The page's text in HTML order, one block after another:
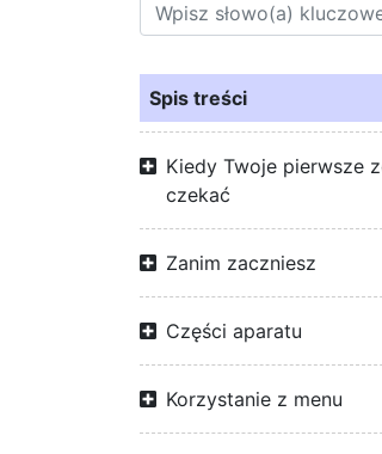
Spis treści
Kiedy Twoje pierwsze
czekać
Zanim zaczniesz
Części aparatu
Korzystanie z menu